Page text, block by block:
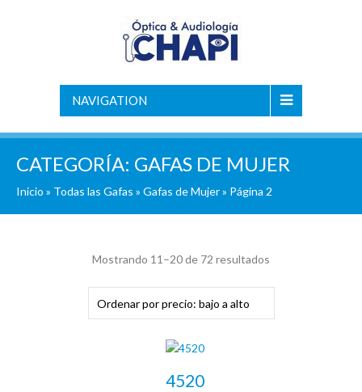
NAVIGATION
CATEGORÍA: GAFAS DE MUJER
Inicio » Todas las Gafas » Gafas de Mujer» Página 2
Mostrando 11–20 de 72 resultados
precio:
4520